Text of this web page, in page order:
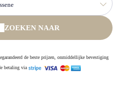
ZOEKEN NAAR
de beste prijzen, onmiddellijke bevestiging
betaling via